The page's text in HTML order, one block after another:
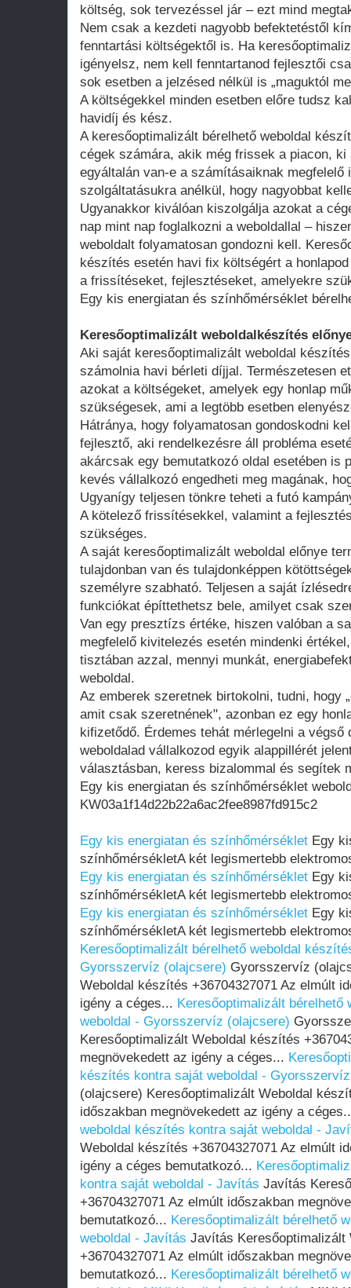
költség, sok tervezéssel jár – ezt mind
Nem csak a kezdeti nagyobb befektetéstől
fenntartási költségektől is. Ha
igényelsz, nem kell fenntartanod fejlesztői
sok esetben a jelzésed nélkül is „maguktól
A költségekkel minden esetben előre tudsz
havidíj és kész.
A keresőoptimalizált bérelhető weboldal
cégek számára, akik még frissek a piacon, ki
egyáltalán van-e a számításaiknak megfelelő
szolgáltatásukra anélkül, hogy nagyobbat
Ugyanakkor kiválóan kiszolgálja azokat a
nap mint nap foglalkozni a weboldallal –
weboldalt folyamatosan gondozni kell.
készítés esetén havi fix költségért a
a frissítéseket, fejlesztéseket, amelyekre
Egy kis energiatan és színhőmérséklet
Keresőoptimalizált weboldalkészítés
Aki saját keresőoptimalizált weboldal
számolnia havi bérleti díjjal. Természetesen
azokat a költségeket, amelyek egy honlap
szükségesek, ami a legtöbb esetben
Hátránya, hogy folyamatosan gondoskodni
fejlesztő, aki rendelkezésre áll probléma
akárcsak egy bemutatkozó oldal esetében is
kevés vállalkozó engedheti meg magának,
Ugyanígy teljesen tönkre teheti a futó
A kötelező frissítésekkel, valamint a
szükséges.
A saját keresőoptimalizált weboldal előnye
tulajdonban van és tulajdonképpen
személyre szabható. Teljesen a saját
funkciókat építtethetsz bele, amilyet csak
Van egy presztízs értéke, hiszen valóban a
megfelelő kivitelezés esetén mindenki
tisztában azzal, mennyi munkát,
weboldal.
Az emberek szeretnek birtokolni, tudni, hogy
amit csak szeretnének", azonban ez egy
kifizetődő. Érdemes tehát mérlegelni a végső
weboldalad vállalkozod egyik alappillérét
választásban, keress bizalommal és segítek
Egy kis energiatan és színhőmérséklet
KW03a1f14d22b22a6ac2fee8987fd915c2
Egy kis energiatan és színhőmérséklet Egy
színhőmérsékletA két legismertebb
Egy kis energiatan és színhőmérséklet Egy
színhőmérsékletA két legismertebb
Egy kis energiatan és színhőmérséklet Egy
színhőmérsékletA két legismertebb
Keresőoptimalizált bérelhető weboldal
Gyorsszervíz (olajcsere) Gyorsszervíz
Weboldal készítés +36704327071 Az elmúlt
igény a céges... Keresőoptimalizált
weboldal - Gyorsszervíz (olajcsere)
Keresőoptimalizált Weboldal készítés
megnövekedett az igény a céges...
készítés kontra saját weboldal -
(olajcsere) Keresőoptimalizált Weboldal
időszakban megnövekedett az igény a
weboldal készítés kontra saját weboldal -
Weboldal készítés +36704327071 Az elmúlt
igény a céges bemutatkozó...
kontra saját weboldal - Javítás Javítás
+36704327071 Az elmúlt időszakban
bemutatkozó... Keresőoptimalizált bérelhető
weboldal - Javítás Javítás Keresőoptimalizált
+36704327071 Az elmúlt időszakban
bemutatkozó... Keresőoptimalizált bérelhető